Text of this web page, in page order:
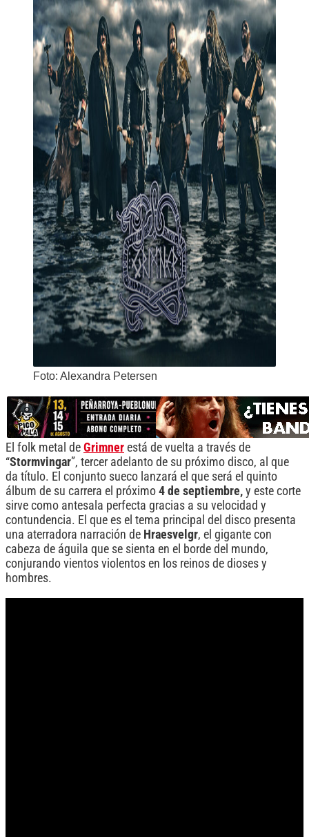
Foto: Alexandra Petersen
El folk metal de Grimner está de vuelta a través de
“Stormvingar”, tercer adelanto de su próximo disco, al que
da título. El conjunto sueco lanzará el que será el quinto
álbum de su carrera el próximo 4 de septiembre, y este corte
sirve como antesala perfecta gracias a su velocidad y
contundencia. El que es el tema principal del disco presenta
una aterradora narración de Hraesvelgr, el gigante con
cabeza de águila que se sienta en el borde del mundo,
conjurando vientos violentos en los reinos de dioses y
hombres.